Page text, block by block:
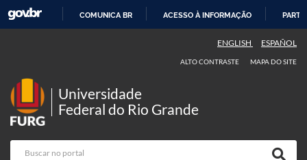
COMUNICA BR ACESSO À INFORMAÇÃO
ENGLISH ESPAÑOL
ALTO CONTRASTE MAPA DO SITE
Universidade
Federal do Rio Grande